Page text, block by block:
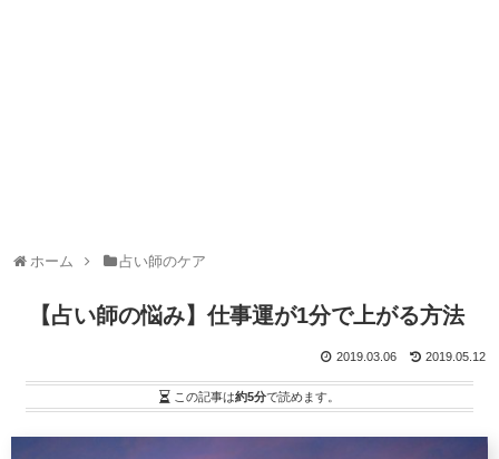
ホーム 占い師のケア
【占い師の悩み】仕事運が1分で上がる方法
2019.05.12
2019.03.06
この記事は約5分で読めます。